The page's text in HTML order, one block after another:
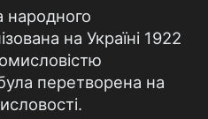
на Україні 1922
перетворена на